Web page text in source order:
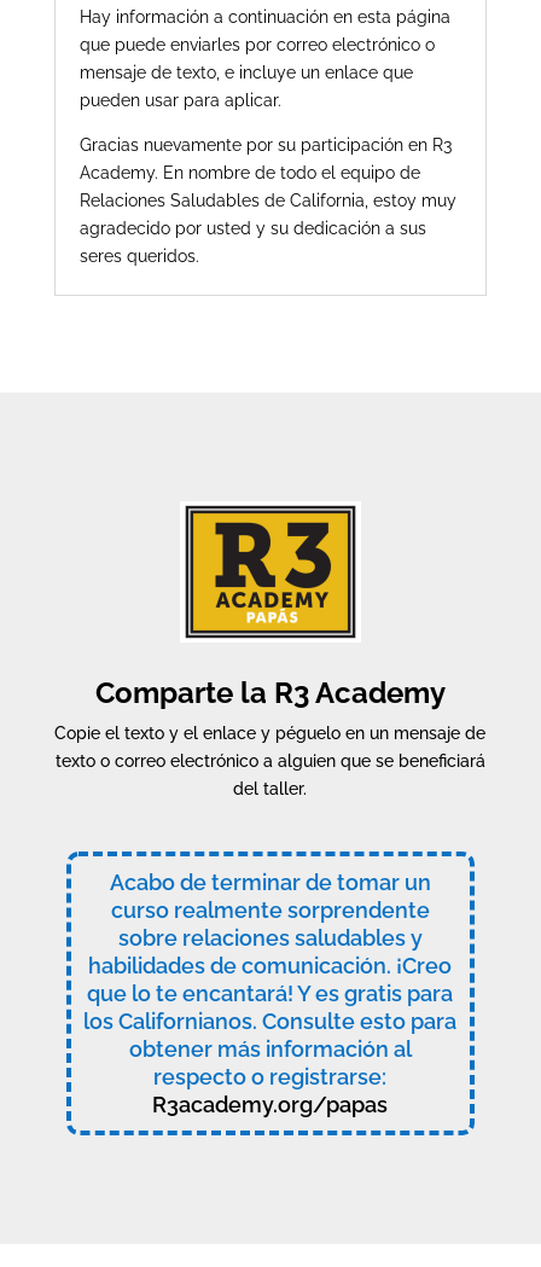
Hay información a continuación en esta página
que puede enviarles por correo electrónico o
mensaje de texto, e incluye un enlace que
pueden usar para aplicar.
Gracias nuevamente por su participación en R3
Academy. En nombre de todo el equipo de
Relaciones Saludables de California, estoy muy
agradecido por usted y su dedicación a sus
seres queridos.
Comparte la R3 Academy
Copie el texto y el enlace y péguelo en un mensaje de
texto o correo electrónico a alguien que se beneficiará
del taller.
Acabo de terminar de tomar un
curso realmente sorprendente
sobre relaciones saludables y
habilidades de comunicación. ¡Creo
que lo te encantará! Y es gratis para
los Californianos. Consulte esto para
obtener más información al
respecto o registrarse:
R3academy.org/papas